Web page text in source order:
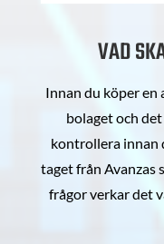
VAD
Innan du köper en
bolaget och
kontrollera innan
taget från Avanzas
frågor verkar det